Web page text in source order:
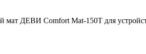
мат ДЕВИ Comfort Mat-150T для